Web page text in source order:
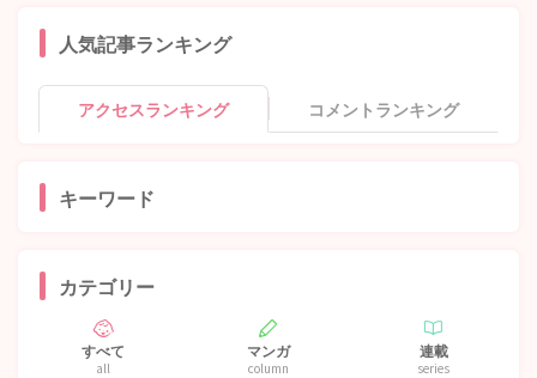
人気記事ランキング
アクセスランキング コメントランキング
キーワード
カテゴリー
すべて
all
マンガ
column
連載
series